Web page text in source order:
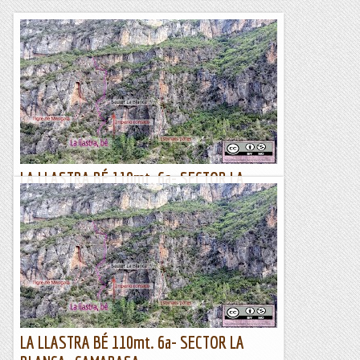
LA LLASTRA BÉ 110mt. 6a- SECTOR LA
BLANCA- CAMARASA
Deixeu-me que us comenti primer una gran noticia . En la
convocatòria de la segona reunió presencial ordinària anual
de la junta separada parroquial de cal Gall , lo...
Lo gall
LA LLASTRA BÉ 110mt. 6a- SECTOR LA